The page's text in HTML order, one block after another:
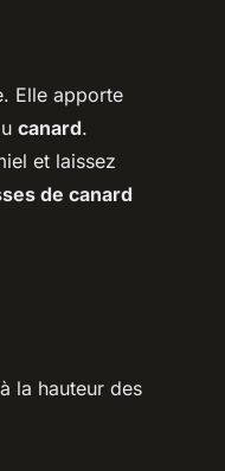
Elle apporte
canard.
et laissez
de canard
la hauteur des